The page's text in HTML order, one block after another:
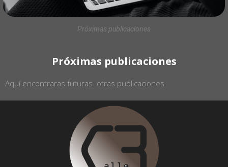
Próximas publicaciones
Próximas publicaciones
Aquí encontraras futuras otras publicaciones